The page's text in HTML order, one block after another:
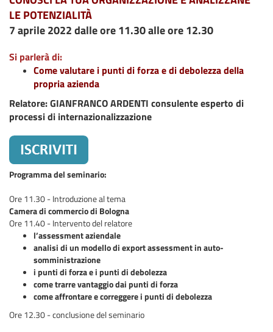
LE POTENZIALITÀ
7 aprile 2022 dalle ore 11.30 alle ore 12.30
Si parlerà di:
Come valutare i punti di forza e di debolezza della
propria azienda
Relatore: GIANFRANCO ARDENTI consulente esperto di
processi di internazionalizzazione
Programma del seminario:
Ore 11.30 - Introduzione al tema
Camera di commercio di Bologna
Ore 11.40 - Intervento del relatore
l’assessment aziendale
analisi di un modello di export assessment in auto-
somministrazione
i punti di forza e i punti di debolezza
come trarre vantaggio dai punti di forza
come affrontare e correggere i punti di debolezza
Ore 12.30 - conclusione del seminario